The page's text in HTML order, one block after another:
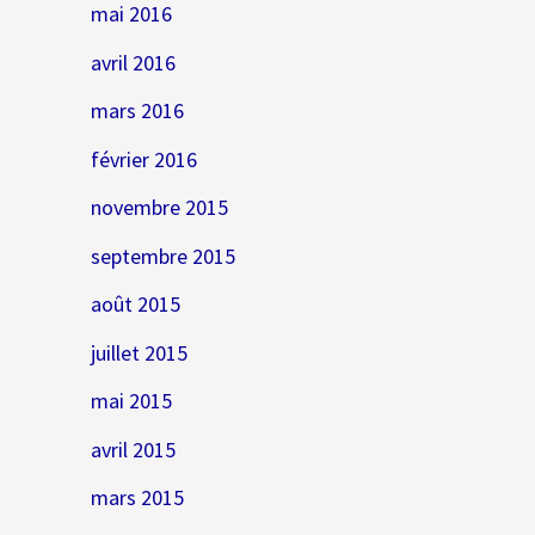
mai 2016
avril 2016
mars 2016
février 2016
novembre 2015
septembre 2015
août 2015
juillet 2015
mai 2015
avril 2015
mars 2015